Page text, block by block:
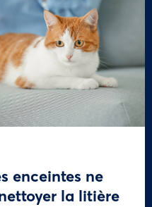
enceintes ne
la litière